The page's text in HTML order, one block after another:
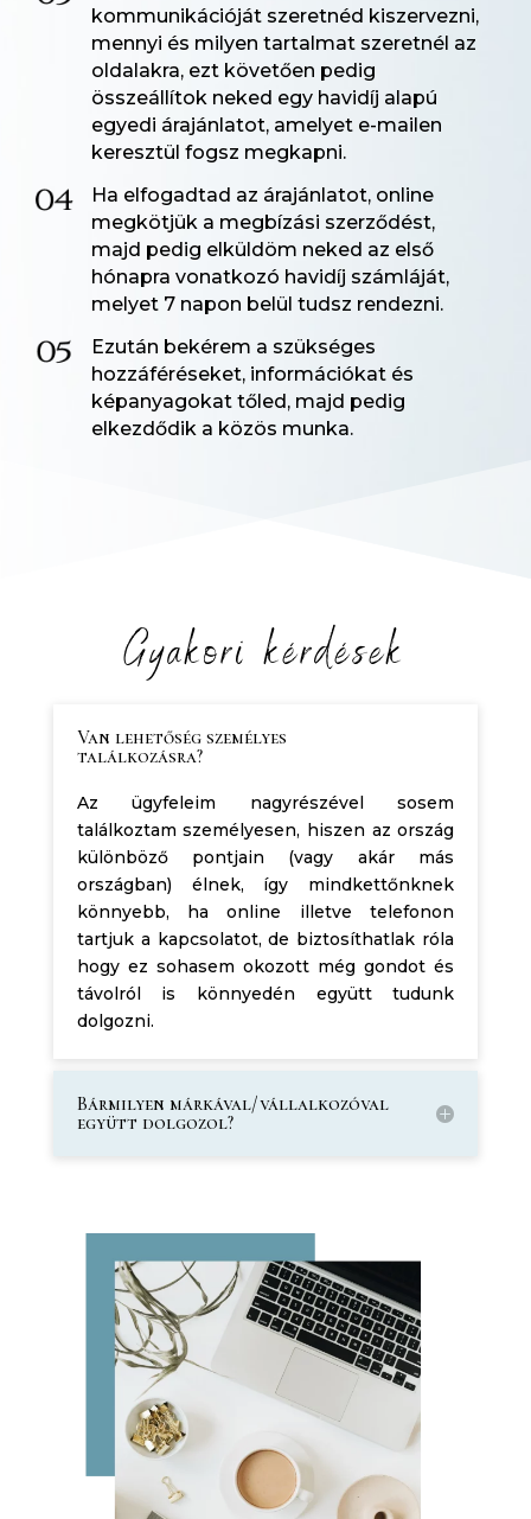
kommunikációját szeretnéd kiszervezni,
mennyi és milyen tartalmat szeretnél az
oldalakra, ezt követően pedig
összeállítok neked egy havidíj alapú
egyedi árajánlatot, amelyet e-mailen
keresztül fogsz megkapni.
Ha elfogadtad az árajánlatot, online
megkötjük a megbízási szerződést,
majd pedig elküldöm neked az első
hónapra vonatkozó havidíj számláját,
melyet 7 napon belül tudsz rendezni.
Ezután bekérem a szükséges
hozzáféréseket, információkat és
képanyagokat tőled, majd pedig
elkezdődik a közös munka.
Gyakori kérdések
Van lehetőség személyes
találkozásra?
Az ügyfeleim nagyrészével sosem
találkoztam személyesen, hiszen az ország
különböző pontjain (vagy akár más
országban) élnek, így mindkettőnknek
könnyebb, ha online illetve telefonon
tartjuk a kapcsolatot, de biztosíthatlak róla
hogy ez sohasem okozott még gondot és
távolról is könnyedén együtt tudunk
dolgozni.
Bármilyen márkával/vállalkozóval
együtt dolgozol?